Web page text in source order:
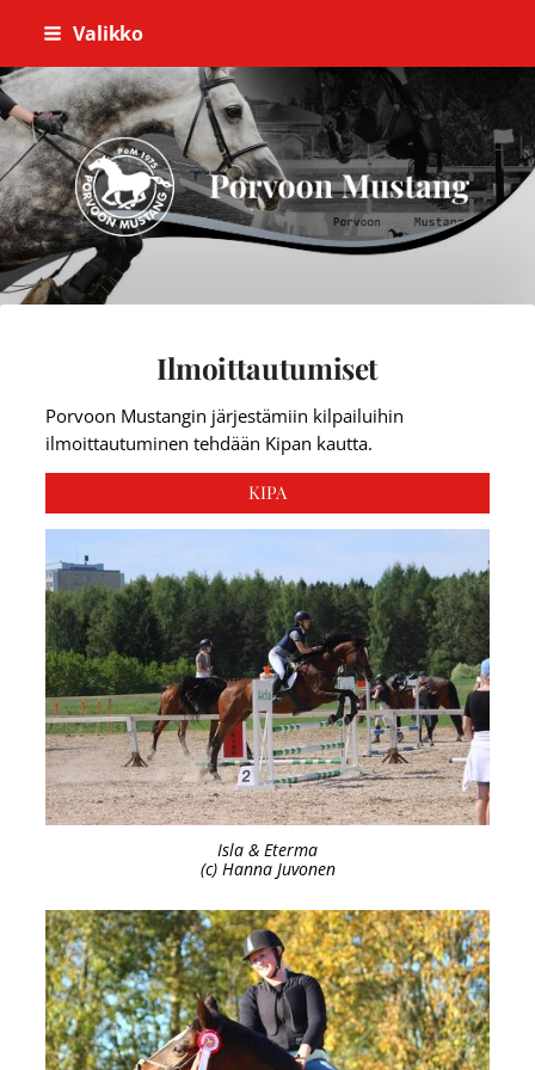
Siirry
sisältöön
Valikko
Porvoon Mustang
Ilmoittautumiset
Porvoon Mustangin järjestämiin kilpailuihin
ilmoittautuminen tehdään Kipan kautta.
KIPA
Isla & Eterma
(c) Hanna Juvonen